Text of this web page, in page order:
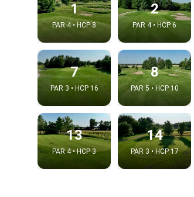
1
PAR 4 • HCP 8
2
PAR 4 • HCP 6
7
PAR 3 • HCP 16
8
PAR 5 • HCP 10
13
PAR 4 • HCP 3
14
PAR 3 • HCP 17